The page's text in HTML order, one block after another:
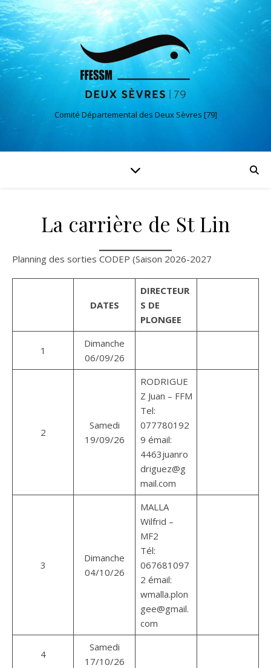
Comité Départemental des Deux Sèvres [79]
La carrière de St Lin
Planning des sorties CODEP (Saison 2026-2027
DATES
DIRECTEUR
S DE
PLONGEE
1
Dimanche
06/09/26
2
Samedi
19/09/26
RODRIGUE
Z Juan – FFM
Tel:
077780192
9 émail:
4463juanro
driguez@g
mail.com
3
Dimanche
04/10/26
MALLA
Wilfrid –
MF2
Tél:
067681097
2 émail:
wmalla.plon
gee@gmail.
com
4
Samedi
17/10/26